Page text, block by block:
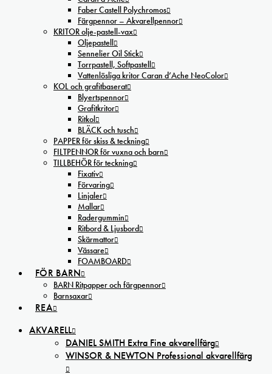
Faber Castell Polychromos
Färgpennor – Akvarellpennor
KRITOR olje-pastell-vax
Oljepastell
Sennelier Oil Stick
Torrpastell, Softpastell
Vattenlösliga kritor Caran d’Ache NeoColor
KOL och grafitbaserat
Blyertspennor
Grafitkritor
Ritkol
BLÄCK och tusch
PAPPER för skiss & teckning
FILTPENNOR för vuxna och barn
TILLBEHÖR för teckning
Fixativ
Förvaring
Linjaler
Mallar
Radergummin
Ritbord & Ljusbord
Skärmattor
Vässare
FOAMBOARD
FÖR BARN
BARN Ritpapper och färgpennor
Barnsaxar
REA
AKVARELL
DANIEL SMITH Extra Fine akvarellfärg
WINSOR & NEWTON Professional akvarellfärg